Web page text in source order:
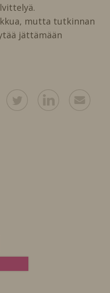
mutta tutkinnan
jättämään